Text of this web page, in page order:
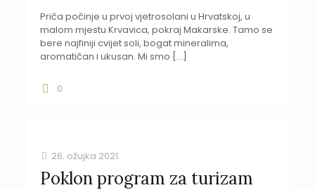
Priča počinje u prvoj vjetrosolani u Hrvatskoj, u
malom mjestu Krvavica, pokraj Makarske. Tamo se
bere najfiniji cvijet soli, bogat mineralima,
aromatičan i ukusan. Mi smo […]
0
26. ožujka 2021.
Poklon program za turizam